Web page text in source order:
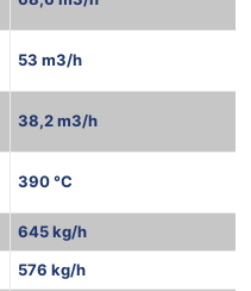
53 m3/h
38,2 m3/h
390 °C
645 kg/h
576 kg/h